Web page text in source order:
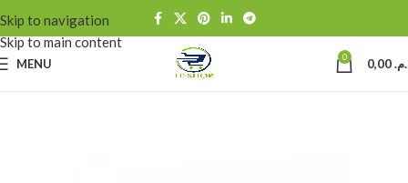
Skip to navigation
Skip to main content
MENU 0